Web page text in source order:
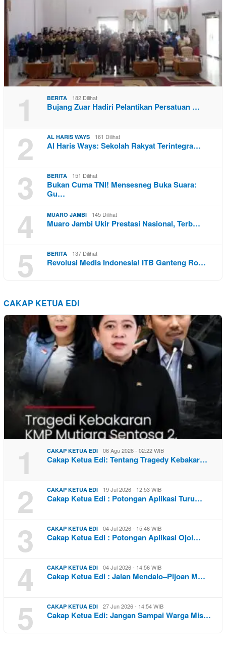
1 BERITA 182 Dilihat
Bujang Zuar Hadiri Pelantikan Persatuan …
2 AL HARIS WAYS 161 Dilihat
Al Haris Ways: Sekolah Rakyat Terintegra…
3 BERITA 151 Dilihat
Bukan Cuma TNI! Mensesneg Buka Suara:
Gu…
4 MUARO JAMBI 145 Dilihat
Muaro Jambi Ukir Prestasi Nasional, Terb…
5 BERITA 137 Dilihat
Revolusi Medis Indonesia! ITB Ganteng Ro…
CAKAP KETUA EDI
1 CAKAP KETUA EDI 06 Agu 2026 - 02:22 WIB
Cakap Ketua Edi: Tentang Tragedy Kebakar…
2 CAKAP KETUA EDI 19 Jul 2026 - 12:53 WIB
Cakap Ketua Edi : Potongan Aplikasi Turu…
3 CAKAP KETUA EDI 04 Jul 2026 - 15:46 WIB
Cakap Ketua Edi : Potongan Aplikasi Ojol…
4 CAKAP KETUA EDI 04 Jul 2026 - 14:56 WIB
Cakap Ketua Edi : Jalan Mendalo–Pijoan M…
5 CAKAP KETUA EDI 27 Jun 2026 - 14:54 WIB
Cakap Ketua Edi: Jangan Sampai Warga Mis…